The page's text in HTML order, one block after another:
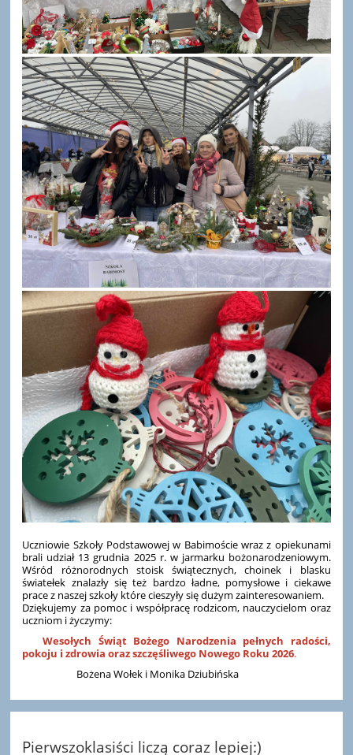
Uczniowie Szkoły Podstawowej w Babimoście wraz z opiekunami
brali udział 13 grudnia 2025 r. w jarmarku bożonarodzeniowym.
Wśród różnorodnych stoisk świątecznych, choinek i blasku
światełek znalazły się też bardzo ładne, pomysłowe i ciekawe
prace z naszej szkoły które cieszyły się dużym zainteresowaniem.
Dziękujemy za pomoc i współpracę rodzicom, nauczycielom oraz
uczniom i życzymy:
Wesołych Świąt Bożego Narodzenia pełnych radości,
pokoju i zdrowia oraz szczęśliwego Nowego Roku 2026.
Bożena Wołek i Monika Dziubińska
Pierwszoklasiści liczą coraz lepiej:)